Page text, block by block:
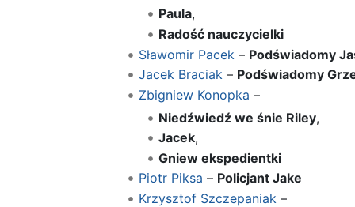
Paula,
Radość nauczycielki
Sławomir Pacek – Podświadomy
Jacek Braciak– Podświadomy
Zbigniew Konopka –
Niedźwiedź we śnie Riley,
Jacek,
Gniew ekspedientki
Piotr Piksa – Policjant Jake
Krzysztof Szczepaniak –